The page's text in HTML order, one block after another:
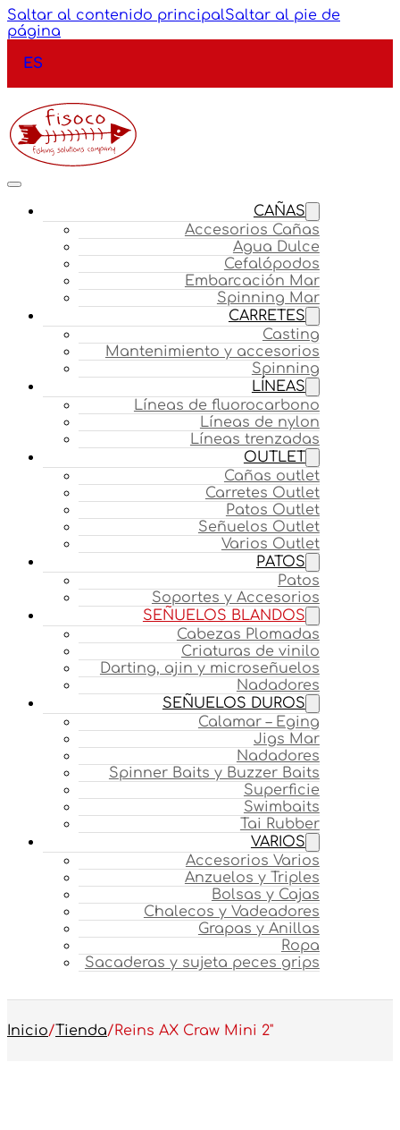
Saltar al contenido principalSaltar al pie de
página
ES
CAÑAS
Accesorios Cañas
Agua Dulce
Cefalópodos
Embarcación Mar
Spinning Mar
CARRETES
Casting
Mantenimiento y accesorios
Spinning
LÍNEAS
Líneas de fluorocarbono
Líneas de nylon
Líneas trenzadas
OUTLET
Cañas outlet
Carretes Outlet
Patos Outlet
Señuelos Outlet
Varios Outlet
PATOS
Patos
Soportes y Accesorios
SEÑUELOS BLANDOS
Cabezas Plomadas
Criaturas de vinilo
Darting, ajin y microseñuelos
Nadadores
SEÑUELOS DUROS
Calamar – Eging
Jigs Mar
Nadadores
Spinner Baits y Buzzer Baits
Superficie
Swimbaits
Tai Rubber
VARIOS
Accesorios Varios
Anzuelos y Triples
Bolsas y Cajas
Chalecos y Vadeadores
Grapas y Anillas
Ropa
Sacaderas y sujeta peces grips
Inicio/Tienda/Reins AX Craw Mini 2"